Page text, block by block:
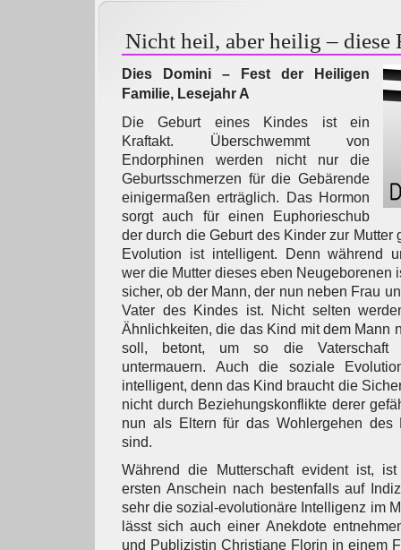
Nicht heil, aber heilig – diese
Dies Domini – Fest der Heiligen
Familie, Lesejahr A
Die Geburt eines Kindes ist ein
Kraftakt. Überschwemmt von
Endorphinen werden nicht nur die
Geburtsschmerzen für die Gebärende
einigermaßen erträglich. Das Hormon
sorgt auch für einen Euphorieschub
der durch die Geburt des Kinder zur Mutter
Evolution ist intelligent. Denn während
wer die Mutter dieses eben Neugeborenen
sicher, ob der Mann, der nun neben Frau
Vater des Kindes ist. Nicht selten
Ähnlichkeiten, die das Kind mit dem Mann
soll, betont, um so die Vaterschaft
untermauern. Auch die soziale
intelligent, denn das Kind braucht die
nicht durch Beziehungskonflikte derer
nun als Eltern für das Wohlergehen des
sind.
Während die Mutterschaft evident ist,
ersten Anschein nach bestenfalls auf
sehr die sozial-evolutionäre Intelligenz im
lässt sich auch einer Anekdote
und Publizistin Christiane Florin in einem